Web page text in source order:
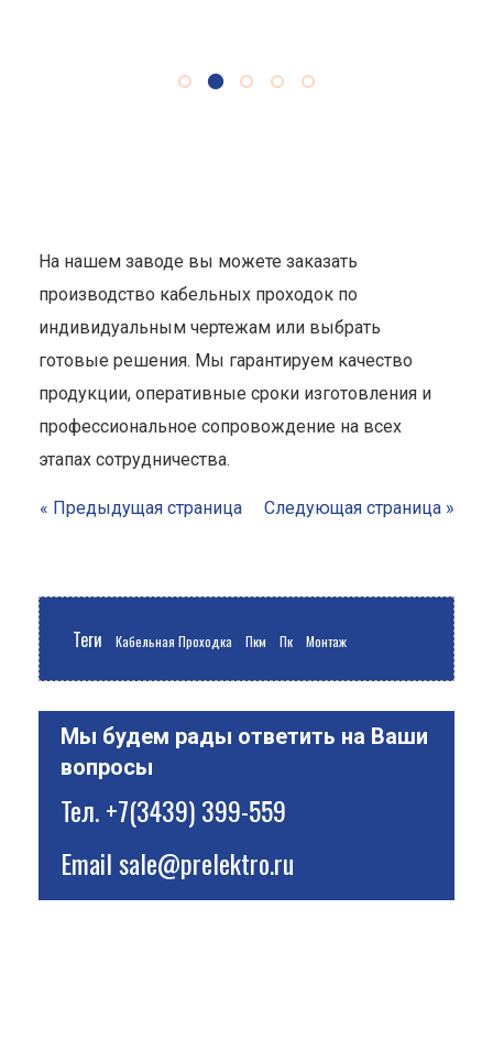
На нашем заводе вы можете заказать
производство кабельных проходок по
индивидуальным чертежам или выбрать
готовые решения. Мы гарантируем качество
продукции, оперативные сроки изготовления и
профессиональное сопровождение на всех
этапах сотрудничества.
« Предыдущая страница Следующая страница »
Теги Кабельная Проходка Пкм Пк Монтаж
Мы будем рады ответить на Ваши
вопросы
Тел.+7(3439) 399-559
Emailsale@prelektro.ru